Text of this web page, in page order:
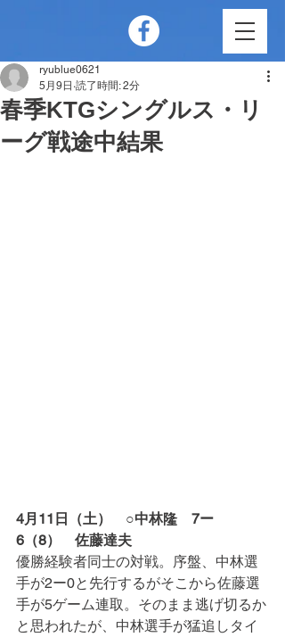
春季KTGシングルス・リ
ーグ戦途中結果
ryublue0621
5月9日 読了時間: 2分
4月11日（土）　○中林隆　7ー
6（8）　佐藤達夫
優勝経験者同士の対戦。序盤、中林選
手が2ー0と先行するがそこから佐藤選
手が5ゲーム連取。そのまま逃げ切るか
と思われたが、中林選手が猛追しタイ